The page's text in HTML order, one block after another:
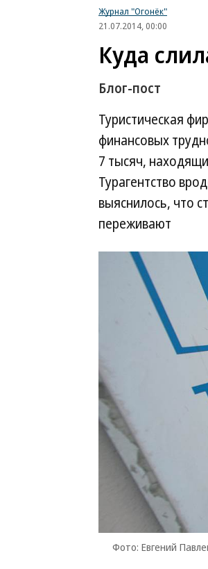
Журнал "Огонёк"
21.07.2014, 00:00
Куда
Блог-пост
Туристическая
финансовых
7 тысяч,
Турагентство
выяснилось, что
переживают
Фото: Евгений